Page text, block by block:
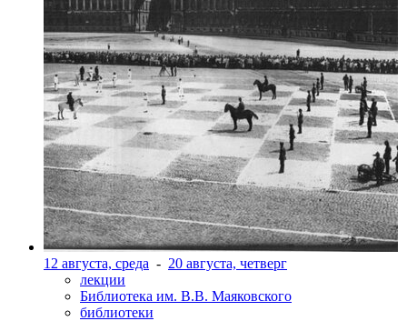
12 августа, среда - 20 августа, четверг
лекции
Библиотека им. В.В. Маяковского
библиотеки